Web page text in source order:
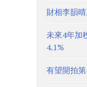
財相李韻
未來4年加
4.1%
有望開拍